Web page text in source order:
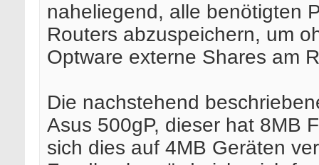
naheliegend, alle benötigten
Routers abzuspeichern, um
Optware externe Shares am
Die nachstehend
Asus 500gP, dieser hat 8MB
sich dies auf 4MB Geräten